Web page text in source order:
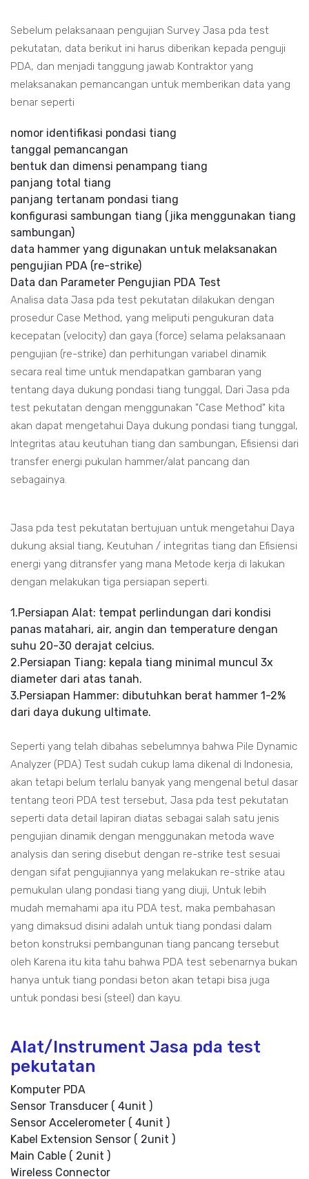
Sebelum pelaksanaan pengujian Survey Jasa pda test
pekutatan, data berikut ini harus diberikan kepada penguji
PDA, dan menjadi tanggung jawab Kontraktor yang
melaksanakan pemancangan untuk memberikan data yang
benar seperti
nomor identifikasi pondasi tiang
tanggal pemancangan
bentuk dan dimensi penampang tiang
panjang total tiang
panjang tertanam pondasi tiang
konfigurasi sambungan tiang (jika menggunakan tiang
sambungan)
data hammer yang digunakan untuk melaksanakan
pengujian PDA (re-strike)
Data dan Parameter Pengujian PDA Test
Analisa data Jasa pda test pekutatan dilakukan dengan
prosedur Case Method, yang meliputi pengukuran data
kecepatan (velocity) dan gaya (force) selama pelaksanaan
pengujian (re-strike) dan perhitungan variabel dinamik
secara real time untuk mendapatkan gambaran yang
tentang daya dukung pondasi tiang tunggal, Dari Jasa pda
test pekutatan dengan menggunakan "Case Method" kita
akan dapat mengetahui Daya dukung pondasi tiang tunggal,
Integritas atau keutuhan tiang dan sambungan, Efisiensi dari
transfer energi pukulan hammer/alat pancang dan
sebagainya.
Jasa pda test pekutatan bertujuan untuk mengetahui Daya
dukung aksial tiang, Keutuhan / integritas tiang dan Efisiensi
energi yang ditransfer yang mana Metode kerja di lakukan
dengan melakukan tiga persiapan seperti.
1.Persiapan Alat: tempat perlindungan dari kondisi
panas matahari, air, angin dan temperature dengan
suhu 20-30 derajat celcius.
2.Persiapan Tiang: kepala tiang minimal muncul 3x
diameter dari atas tanah.
3.Persiapan Hammer: dibutuhkan berat hammer 1-2%
dari daya dukung ultimate.
Seperti yang telah dibahas sebelumnya bahwa Pile Dynamic
Analyzer (PDA) Test sudah cukup lama dikenal di Indonesia,
akan tetapi belum terlalu banyak yang mengenal betul dasar
tentang teori PDA test tersebut, Jasa pda test pekutatan
seperti data detail lapiran diatas sebagai salah satu jenis
pengujian dinamik dengan menggunakan metoda wave
analysis dan sering disebut dengan re-strike test sesuai
dengan sifat pengujiannya yang melakukan re-strike atau
pemukulan ulang pondasi tiang yang diuji, Untuk lebih
mudah memahami apa itu PDA test, maka pembahasan
yang dimaksud disini adalah untuk tiang pondasi dalam
beton konstruksi pembangunan tiang pancang tersebut
oleh Karena itu kita tahu bahwa PDA test sebenarnya bukan
hanya untuk tiang pondasi beton akan tetapi bisa juga
untuk pondasi besi (steel) dan kayu.
Alat/Instrument Jasa pda test
pekutatan
Komputer PDA
Sensor Transducer ( 4unit )
Sensor Accelerometer ( 4unit )
Kabel Extension Sensor ( 2unit )
Main Cable ( 2unit )
Wireless Connector